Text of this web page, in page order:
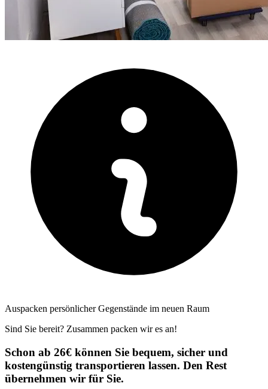
Auspacken persönlicher Gegenstände im neuen Raum
Sind Sie bereit? Zusammen packen wir es an!
Schon ab 26€ können Sie bequem, sicher und
kostengünstig transportieren lassen. Den Rest
übernehmen wir für Sie.